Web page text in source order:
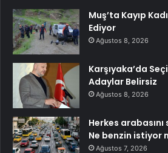
Muş’ta Kayıp
Ediyor
Ağustos 8, 2026
Karşıyaka’da
Adaylar Belirsiz
Ağustos 8, 2026
Herkes
Ne benzin istiyor
Ağustos 7, 2026